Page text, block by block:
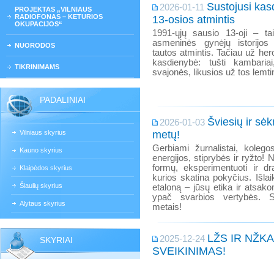
PROJEKTAS „VILNIAUS
RADIOFONAS – KETURIOS
OKUPACIJOS“
NUORODOS
TIKRINIMAMS
PADALINIAI
Vilniaus skyrius
Kauno skyrius
Klaipėdos skyrius
Šiaulių skyrius
Alytaus skyrius
SKYRIAI
2026-01-11 Sustojusi
13-osios atmintis
1991-ųjų sausio 13-oji –
asmeninės gynėjų
tautos atmintis. Tačiau už
kasdienybė: tušti
svajonės, likusios už tos
2026-01-03 Šviesių ir
metų!
Gerbiami žurnalistai,
energijos, stiprybės ir ryžto!
formų, eksperimentuoti ir
kurios skatina pokyčius.
etaloną – jūsų etika ir
ypač svarbios vertybės.
metais!
2025-12-24 LŽS IR
SVEIKINIMAS!